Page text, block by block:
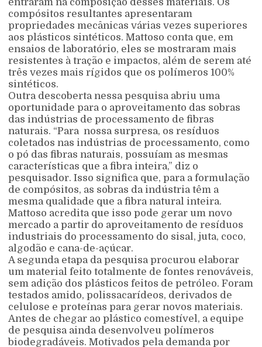
compósitos resultantes apresentaram
propriedades mecânicas várias vezes superiores
aos plásticos sintéticos. Mattoso conta que, em
ensaios de laboratório, eles se mostraram mais
resistentes à tração e impactos, além de serem até
três vezes mais rígidos que os polímeros 100%
sintéticos.
Outra descoberta nessa pesquisa abriu uma
oportunidade para o aproveitamento das sobras
das indústrias de processamento de fibras
naturais. “Para nossa surpresa, os resíduos
coletados nas indústrias de processamento, como
o pó das fibras naturais, possuíam as mesmas
características que a fibra inteira,” diz o
pesquisador. Isso significa que, para a formulação
de compósitos, as sobras da indústria têm a
mesma qualidade que a fibra natural inteira.
Mattoso acredita que isso pode gerar um novo
mercado a partir do aproveitamento de resíduos
industriais do processamento do sisal, juta, coco,
algodão e cana-de-açúcar.
A segunda etapa da pesquisa procurou elaborar
um material feito totalmente de fontes renováveis,
sem adição dos plásticos feitos de petróleo. Foram
testados amido, polissacarídeos, derivados de
celulose e proteínas para gerar novos materiais.
Antes de chegar ao plástico comestível, a equipe
de pesquisa ainda desenvolveu polímeros
biodegradáveis. Motivados pela demanda por